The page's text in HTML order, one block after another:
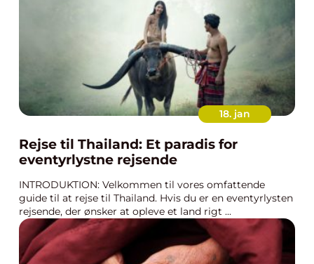
18. jan
Rejse til Thailand: Et paradis for
eventyrlystne rejsende
INTRODUKTION: Velkommen til vores omfattende
guide til at rejse til Thailand. Hvis du er en eventyrlysten
rejsende, der ønsker at opleve et land rigt ...